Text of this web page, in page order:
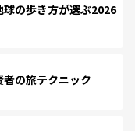
の歩き方が選ぶ2026
の旅テクニック